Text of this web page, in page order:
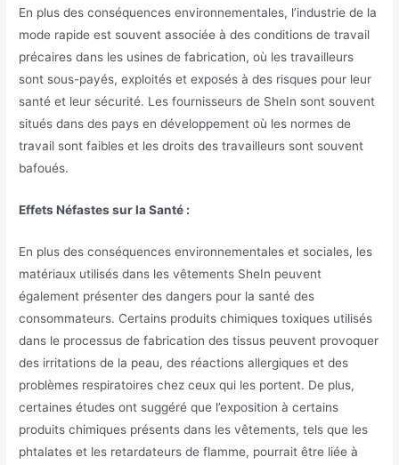
En plus des conséquences environnementales, l’industrie de la
mode rapide est souvent associée à des conditions de travail
précaires dans les usines de fabrication, où les travailleurs
sont sous-payés, exploités et exposés à des risques pour leur
santé et leur sécurité. Les fournisseurs de SheIn sont souvent
situés dans des pays en développement où les normes de
travail sont faibles et les droits des travailleurs sont souvent
bafoués.
Effets Néfastes sur la Santé :
En plus des conséquences environnementales et sociales, les
matériaux utilisés dans les vêtements SheIn peuvent
également présenter des dangers pour la santé des
consommateurs. Certains produits chimiques toxiques utilisés
dans le processus de fabrication des tissus peuvent provoquer
des irritations de la peau, des réactions allergiques et des
problèmes respiratoires chez ceux qui les portent. De plus,
certaines études ont suggéré que l’exposition à certains
produits chimiques présents dans les vêtements, tels que les
phtalates et les retardateurs de flamme, pourrait être liée à